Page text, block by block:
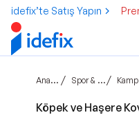
idefix’te Satış Yapın
Ana sayfa / Spor & Outdoor / Kamp ve
Köpek ve Haşere